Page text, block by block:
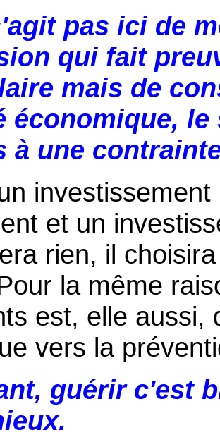
pas ici de
qui fait
mais de
économique,
à une
et un
rien, il
la même
est, elle aussi,
vers la
guérir c'est